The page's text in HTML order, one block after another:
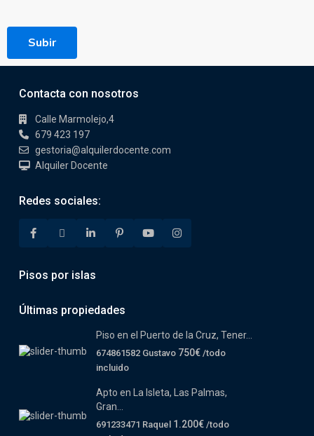
Subir
Contacta con nosotros
Calle Marmolejo,4
679 423 197
gestoria@alquilerdocente.com
Alquiler Docente
Redes sociales:
Pisos por islas
Últimas propiedades
Piso en el Puerto de la Cruz, Tener...
674861582 Gustavo 750€ /todo
incluido
Apto en La Isleta, Las Palmas,
Gran...
691233471 Raquel 1.200€ /todo